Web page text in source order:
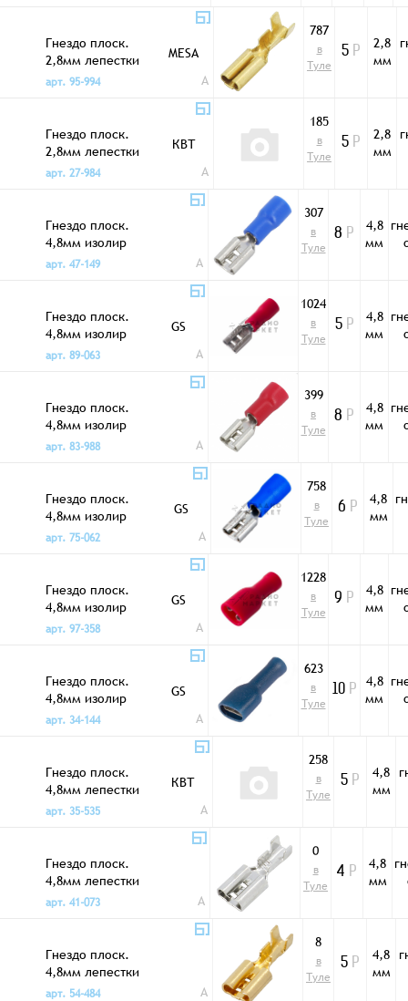
Гнездо плоск.
2,8мм лепестки
TD2105.50 DP
MESA
арт. 95-994
A
787
в
Туле
5 Р
2,8
мм
Гнездо плоск.
2,8мм лепестки
РП-М 1.0-(2.8)
КВТ
арт. 27-984
A
185
в
Туле
5 Р
2,8
мм
Гнездо плоск.
4,8мм изолир
FDD1,25-187
арт. 47-149 A
307
в
Туле
8 Р
4,8
мм
Гнездо плоск.
4,8мм изолир
FDD1,25-187(8)
GS
арт. 89-063
A
1024
в
Туле
5 Р
4,8
мм
Гнездо плоск.
4,8мм изолир
FDD2-187
арт. 83-988 A
399
в
Туле
8 Р
4,8
мм
Гнездо плоск.
4,8мм изолир
FDD2-187(8)
GS
арт. 75-062
A
758
в
Туле
6 Р
4,8
мм
Гнездо плоск.
4,8мм изолир
полн FDFD1,25-
GS
арт. 97-358
A
1228
в
Туле
9 Р
4,8
мм
Гнездо плоск.
4,8мм изолир
полн FDFD2-187
GS
арт. 34-144
A
623
в
Туле
10 Р
4,8
мм
Гнездо плоск.
4,8мм лепестки
DJ622-D4.8*0.5B
КВТ
арт. 35-535
A
258
в
Туле
5 Р
4,8
мм
Гнездо плоск.
4,8мм лепестки
DJ622-D4.8*0.5B
арт. 41-073 A
0
в
Туле
4 Р
4,8
мм
Гнездо плоск.
4,8мм лепестки
DJ622-D4.8A
арт. 54-484 A
8
в
Туле
5 Р
4,8
мм